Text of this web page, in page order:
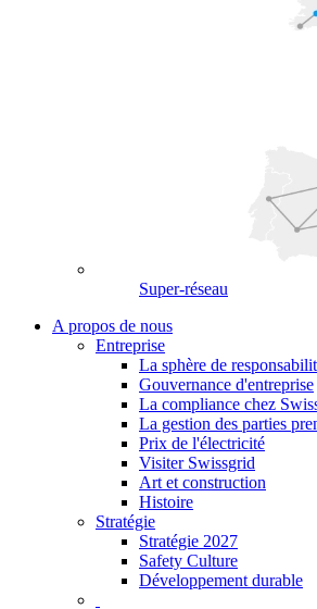
Super-réseau
A propos de nous
Entreprise
La sphère de
Gouvernance d'entreprise
La compliance chez
La gestion des parties
Prix de l'électricité
Visiter Swissgrid
Art et construction
Histoire
Stratégie
Stratégie 2027
Safety Culture
Développement durable